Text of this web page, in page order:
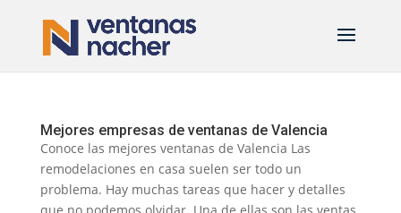
Mejores empresas de ventanas de Valencia
Conoce las mejores ventanas de Valencia Las
remodelaciones en casa suelen ser todo un
problema. Hay muchas tareas que hacer y detalles